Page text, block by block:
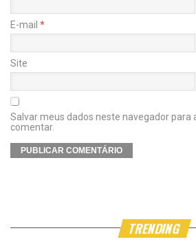
E-mail *
Site
Salvar meus dados neste navegador para
comentar.
TRENDING